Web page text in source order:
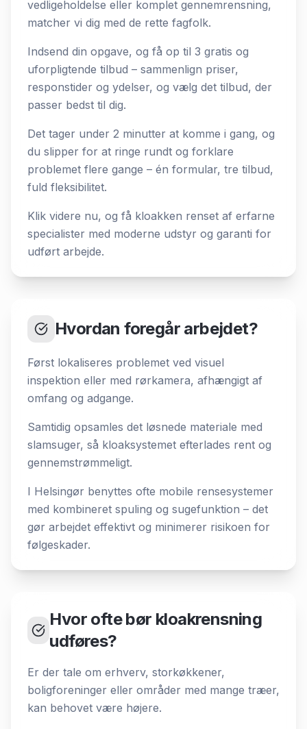
vedligeholdelse eller komplet gennemrensning,
matcher vi dig med de rette fagfolk.
Indsend din opgave, og få op til 3 gratis og
uforpligtende tilbud – sammenlign priser,
responstider og ydelser, og vælg det tilbud, der
passer bedst til dig.
Det tager under 2 minutter at komme i gang, og
du slipper for at ringe rundt og forklare
problemet flere gange – én formular, tre tilbud,
fuld fleksibilitet.
Klik videre nu, og få kloakken renset af erfarne
specialister med moderne udstyr og garanti for
udført arbejde.
Hvordan foregår arbejdet?
Først lokaliseres problemet ved visuel
inspektion eller med rørkamera, afhængigt af
omfang og adgange.
Samtidig opsamles det løsnede materiale med
slamsuger, så kloaksystemet efterlades rent og
gennemstrømmeligt.
I Helsingør benyttes ofte mobile rensesystemer
med kombineret spuling og sugefunktion – det
gør arbejdet effektivt og minimerer risikoen for
følgeskader.
Hvor ofte bør kloakrensning
udføres?
Er der tale om erhverv, storkøkkener,
boligforeninger eller områder med mange træer,
kan behovet være højere.